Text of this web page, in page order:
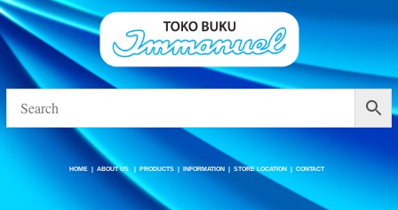
ABOUT US |STORE LOCATION
HOME |ABOUT US |PRODUCTS |INFORMATION |STORE LOCATION |CONTACT